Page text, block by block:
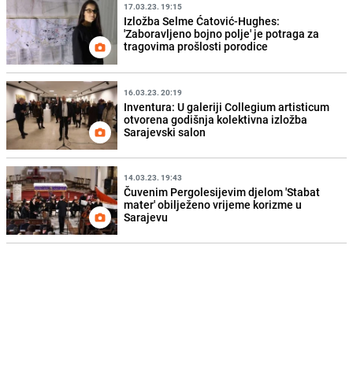
17.03.23. 19:15
Izložba Selme Ćatović-Hughes:
'Zaboravljeno bojno polje' je potraga za
tragovima prošlosti porodice
16.03.23. 20:19
Inventura: U galeriji Collegium artisticum
otvorena godišnja kolektivna izložba
Sarajevski salon
14.03.23. 19:43
Čuvenim Pergolesijevim djelom 'Stabat
mater' obilježeno vrijeme korizme u
Sarajevu